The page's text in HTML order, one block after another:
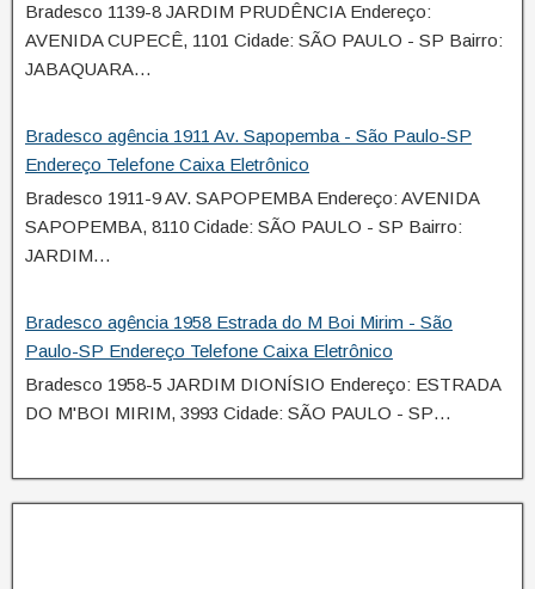
Bradesco 1139-8 JARDIM PRUDÊNCIA Endereço:
AVENIDA CUPECÊ, 1101 Cidade: SÃO PAULO - SP Bairro:
JABAQUARA…
Bradesco agência 1911 Av. Sapopemba - São Paulo-SP
Endereço Telefone Caixa Eletrônico
Bradesco 1911-9 AV. SAPOPEMBA Endereço: AVENIDA
SAPOPEMBA, 8110 Cidade: SÃO PAULO - SP Bairro:
JARDIM…
Bradesco agência 1958 Estrada do M Boi Mirim - São
Paulo-SP Endereço Telefone Caixa Eletrônico
Bradesco 1958-5 JARDIM DIONÍSIO Endereço: ESTRADA
DO M'BOI MIRIM, 3993 Cidade: SÃO PAULO - SP…